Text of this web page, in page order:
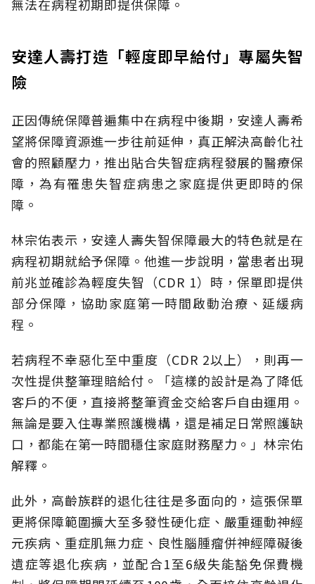
無法在病程初期即提供保障。
安達人壽打造「輕度即早給付」專屬失智
險
正因傳統保障普遍集中在病程中後期，安達人壽希
望將保障資源進一步往前延伸，真正解決高齡化社
會的照顧壓力，推出貼合失智症病程發展的醫療保
障，為有罹患失智症病患之家庭提供更即時的保
障。
林宗佑表示，安達人壽失智保障最大的特色就是在
病程初期就給予保障。他進一步說明，當患者出現
前兆並確診為輕度失智（CDR 1）時，保單即提供
部分保障，協助家庭第一時間啟動治療、延緩病
程。
若病程不幸惡化至中重度（CDR 2以上），則再一
次性提供整筆理賠給付。「這樣的設計是為了降低
客戶的不便，直接將整筆資金交給客戶自由運用。
無論是要入住專業照護機構，還是補足日常照護缺
口，都能在第一時間穩住家庭財務壓力。」林宗佑
解釋。
此外，高齡族群的退化往往是多面向的，這張保單
更將保障範圍擴大至多發性硬化症、嚴重運動神經
元疾病、重症肌無力症、良性腦腫瘤併神經障礙後
遺症等退化疾病，並配合1至6級失能豁免保費機